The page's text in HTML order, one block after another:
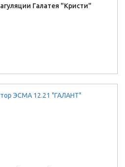
Галатея "Кристи"